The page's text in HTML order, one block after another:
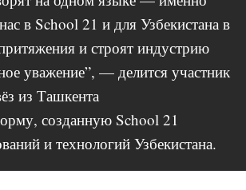
в School 21 и для Узбекистана в
и строят индустрию
уважение”, — делится участник
из Ташкента
созданную School 21
и технологий Узбекистана.